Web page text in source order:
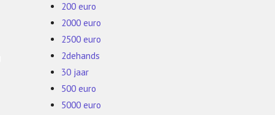
200 euro
2000 euro
2500 euro
2dehands
30 jaar
500 euro
5000 euro